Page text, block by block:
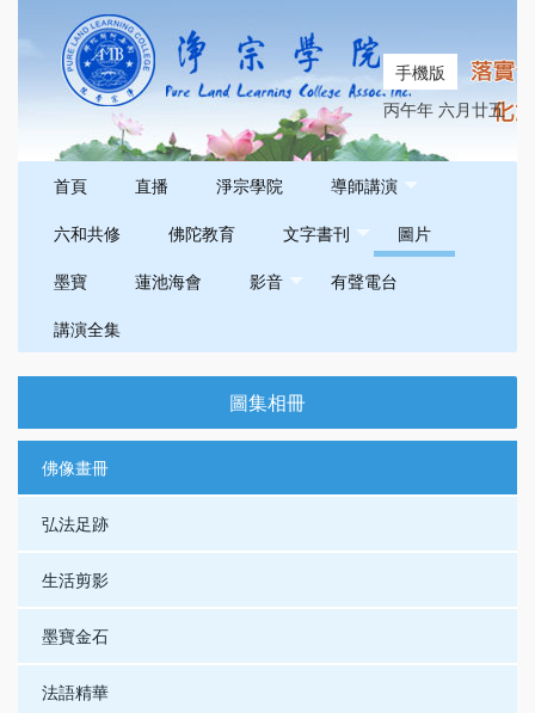
手機版
丙午年 六月廿五
首頁 直播 淨宗學院
導師講演
六和共修
佛陀教育 文字書刊
圖片
墨寶
蓮池海會 影音
有聲電台
講演全集
圖集相冊
佛像畫冊
弘法足跡
生活剪影
墨寶金石
法語精華